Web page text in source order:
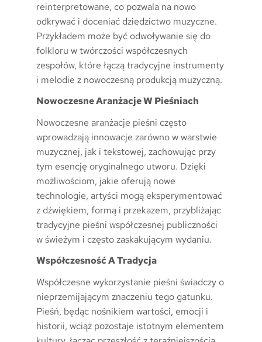
reinterpretowane, co pozwala na nowo
odkrywać i doceniać dziedzictwo muzyczne.
Przykładem może być odwoływanie się do
folkloru w twórczości współczesnych
zespołów, które łączą tradycyjne instrumenty
i melodie z nowoczesną produkcją muzyczną.
Nowoczesne Aranżacje W Pieśniach
Nowoczesne aranżacje pieśni często
wprowadzają innowacje zarówno w warstwie
muzycznej, jak i tekstowej, zachowując przy
tym esencję oryginalnego utworu. Dzięki
możliwościom, jakie oferują nowe
technologie, artyści mogą eksperymentować
z dźwiękiem, formą i przekazem, przybliżając
tradycyjne pieśni współczesnej publiczności
w świeżym i często zaskakującym wydaniu.
Współczesność A Tradycja
Współczesne wykorzystanie pieśni świadczy o
nieprzemijającym znaczeniu tego gatunku.
Pieśń, będąc nośnikiem wartości, emocji i
historii, wciąż pozostaje istotnym elementem